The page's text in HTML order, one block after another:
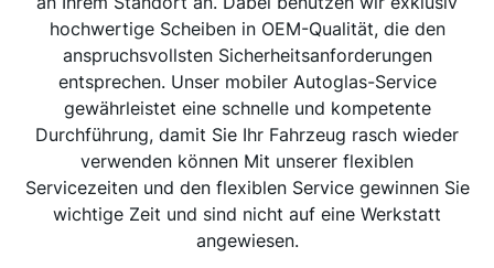
hochwertige Scheiben in OEM-Qualität, die den
anspruchsvollsten Sicherheitsanforderungen
entsprechen. Unser mobiler Autoglas-Service
gewährleistet eine schnelle und kompetente
Durchführung, damit Sie Ihr Fahrzeug rasch wieder
verwenden können Mit unserer flexiblen
Servicezeiten und den flexiblen Service gewinnen Sie
wichtige Zeit und sind nicht auf eine Werkstatt
angewiesen.